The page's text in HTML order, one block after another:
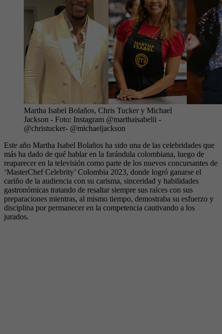
Martha Isabel Bolaños, Chris Tucker y Michael
Jackson - Foto: Instagram @marthaisabelii -
@christucker- @michaeljackson
Este año Martha Isabel Bolaños ha sido una de las celebridades que
más ha dado de qué hablar en la farándula colombiana, luego de
reaparecer en la televisión como parte de los nuevos concursantes de
‘MasterChef Celebrity’ Colombia 2023, donde logró ganarse el
cariño de la audiencia con su carisma, sinceridad y habilidades
gastronómicas tratando de resaltar siempre sus raíces con sus
preparaciones mientras, al mismo tiempo, demostraba su esfuerzo y
disciplina por permanecer en la competencia cautivando a los
jurados.